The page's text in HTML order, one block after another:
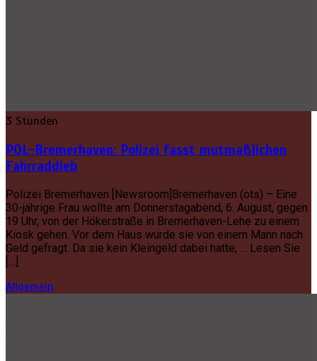
3 Stunden
POL-Bremerhaven: Polizei fasst mutmaßlichen
Fahrraddieb
Polizei Bremerhaven [Newsroom]Bremerhaven (ots) – Eine
30-jährige Frau wollte am Donnerstagabend, 6. August, gegen
19 Uhr, von der Hökerstraße in Bremerhaven-Lehe zu einem
Kiosk gehen. Vor dem Haus wurde sie von einem Mann nach
Geld gefragt. Da sie kein Kleingeld dabei hatte, … Lesen Sie
Allgemein